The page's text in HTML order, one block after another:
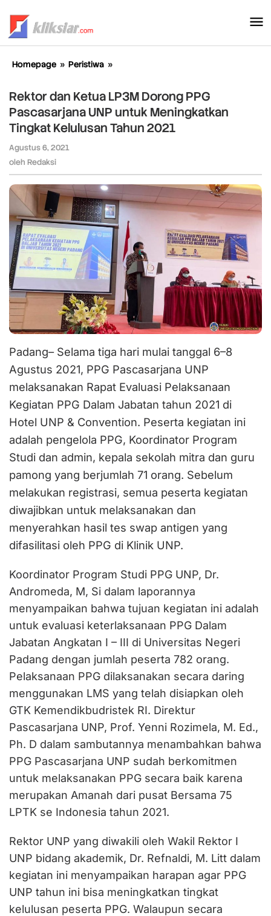
konten
Homepage » Peristiwa »
Ketua
LP3M
Dorong
PPG
Meningkatkan
Kelulusan
Tahun
2021
Rektor dan Ketua LP3M Dorong PPG
Pascasarjana UNP untuk Meningkatkan
Tingkat Kelulusan Tahun 2021
Agustus 6, 2021
oleh Redaksi
Padang– Selama tiga hari mulai tanggal 6–8
Agustus 2021, PPG Pascasarjana UNP
melaksanakan Rapat Evaluasi Pelaksanaan
Kegiatan PPG Dalam Jabatan tahun 2021 di
Hotel UNP & Convention. Peserta kegiatan ini
adalah pengelola PPG, Koordinator Program
Studi dan admin, kepala sekolah mitra dan guru
pamong yang berjumlah 71 orang. Sebelum
melakukan registrasi, semua peserta kegiatan
diwajibkan untuk melaksanakan dan
menyerahkan hasil tes swap antigen yang
difasilitasi oleh PPG di Klinik UNP.
Koordinator Program Studi PPG UNP, Dr.
Andromeda, M, Si dalam laporannya
menyampaikan bahwa tujuan kegiatan ini adalah
untuk evaluasi keterlaksanaan PPG Dalam
Jabatan Angkatan I – III di Universitas Negeri
Padang dengan jumlah peserta 782 orang.
Pelaksanaan PPG dilaksanakan secara daring
menggunakan LMS yang telah disiapkan oleh
GTK Kemendikbudristek RI. Direktur
Pascasarjana UNP, Prof. Yenni Rozimela, M. Ed.,
Ph. D dalam sambutannya menambahkan bahwa
PPG Pascasarjana UNP sudah berkomitmen
untuk melaksanakan PPG secara baik karena
merupakan Amanah dari pusat Bersama 75
LPTK se Indonesia tahun 2021.
Rektor UNP yang diwakili oleh Wakil Rektor I
UNP bidang akademik, Dr. Refnaldi, M. Litt dalam
kegiatan ini menyampaikan harapan agar PPG
UNP tahun ini bisa meningkatkan tingkat
kelulusan peserta PPG. Walaupun secara